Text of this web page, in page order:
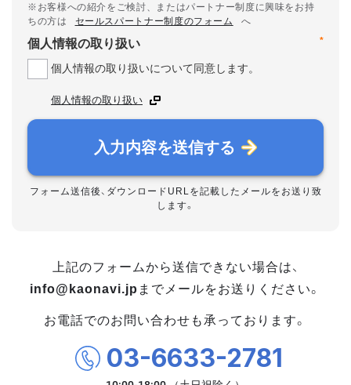
※お客様への紹介をご検討、またはパートナー制度に興味をお持
ちの方は
セールスパートナー制度のフォーム
へ
*
個人情報の取り扱い
個人情報の取り扱いについて同意します。
個人情報の取り扱い
入力内容を送信する
フォーム送信後、ダウンロードURLを記載したメールをお送り致
します。
上記のフォームから送信できない場合は、
info@kaonavi.jp までメールをお送りください。
お電話でのお問い合わせも承っております。
03-6633-2781